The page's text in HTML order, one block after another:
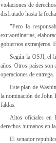
violaciones de
disfrutado hasta la
"Pero la
extraordinarias,
gobiernos extranjeros.
Según la OSJI, el
años. Otros países son
operaciones de entrega.
Este plan de
la nominación de John
faldas.
Altos oficiales en
derechos humanos en
El senador